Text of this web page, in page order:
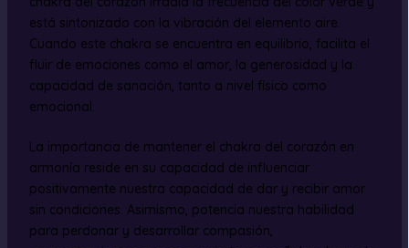
está sintonizado con la vibración del elemento aire.
Cuando este chakra se encuentra en equilibrio, facilita el
fluir de emociones como el amor, la generosidad y la
capacidad de sanación, tanto a nivel físico como
emocional.
La importancia de mantener el chakra del corazón en
armonía reside en su capacidad de influenciar
positivamente nuestra capacidad de dar y recibir amor
sin condiciones. Asimismo, potencia nuestra habilidad
para perdonar y desarrollar compasión,